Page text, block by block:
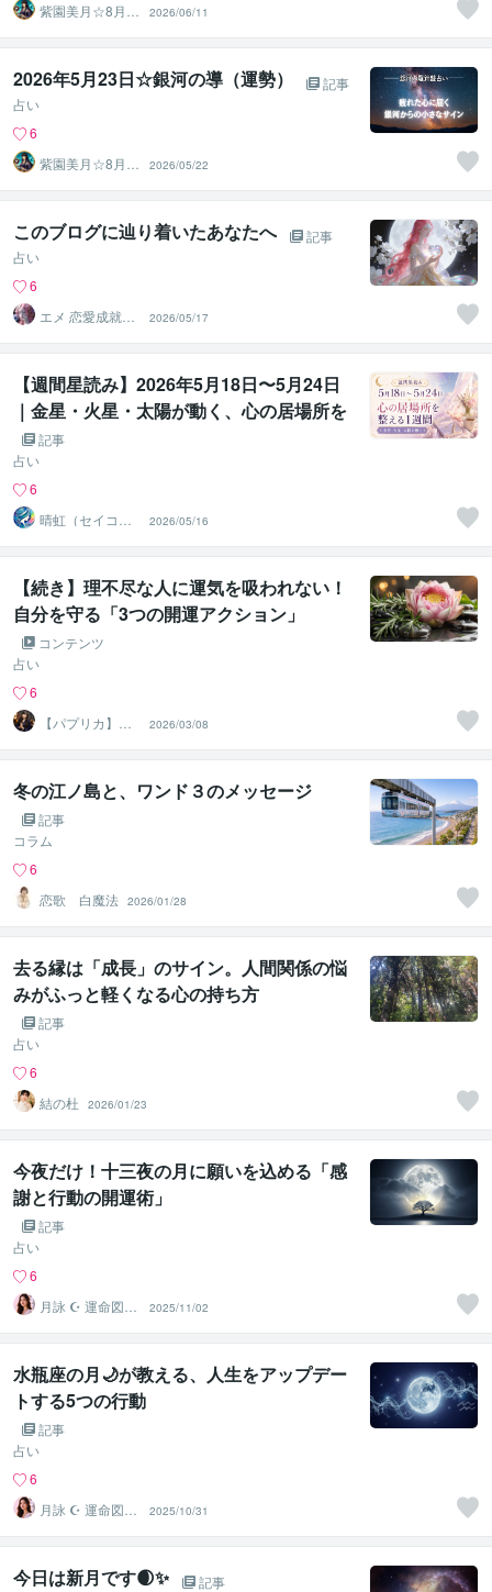
紫園美月☆8月3
1日迄夏休み企画
親子♡
2026/06/11
2026年5月23日☆銀河の導（運勢）
記事
占い
6
紫園美月☆8月3
1日迄夏休み企画
親子♡
2026/05/22
このブログに辿り着いたあなたへ
記事
占い
6
エメ 恋愛成就ナ
ビゲーター
2026/05/17
【週間星読み】2026年5月18日〜5月24日
｜金星・火星・太陽が動く、心の居場所を
整える1週間
記事
占い
6
晴虹（セイコ
ー） 転換期専門
鑑定師
2026/05/16
【続き】理不尽な人に運気を吸われない！
自分を守る「3つの開運アクション」
コンテンツ
占い
6
【パプリカ】東
洋×西洋で導く鑑
定士
2026/03/08
冬の江ノ島と、ワンド３のメッセージ
記事
コラム
6
恋歌 白魔法 2026/01/28
去る縁は「成長」のサイン。人間関係の悩
みがふっと軽くなる心の持ち方
記事
占い
6
結の杜
2026/01/23
今夜だけ！十三夜の月に願いを込める「感
謝と行動の開運術」
記事
占い
6
月詠 ☪︎ 運命図書
館の司書
2025/11/02
水瓶座の月🌙が教える、人生をアップデー
トする5つの行動
記事
占い
6
月詠 ☪︎ 運命図書
館の司書
2025/10/31
今日は新月です🌒✨
記事